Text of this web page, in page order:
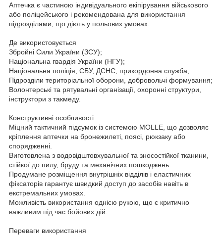
Аптечка є частиною індивідуального екіпірування військового
або поліцейського і рекомендована для використання
підрозділами, що діють у польових умовах.
Де використовується
Збройні Сили України (ЗСУ);
Національна гвардія України (НГУ);
Національна поліція, СБУ, ДСНС, прикордонна служба;
Підрозділи територіальної оборони, добровольчі формування;
Волонтерські та рятувальні організації, охоронні структури,
інструктори з такмеду.
Конструктивні особливості
Міцний тактичний підсумок із системою MOLLE, що дозволяє
кріплення аптечки на бронежилеті, поясі, рюкзаку або
спорядженні.
Виготовлена з водовідштовхувальної та зносостійкої тканини,
стійкої до пилу, бруду та механічних пошкоджень.
Продумане розміщення внутрішніх відділів і еластичних
фіксаторів гарантує швидкий доступ до засобів навіть в
екстремальних умовах.
Можливість використання однією рукою, що є критично
важливим під час бойових дій.
Переваги використання